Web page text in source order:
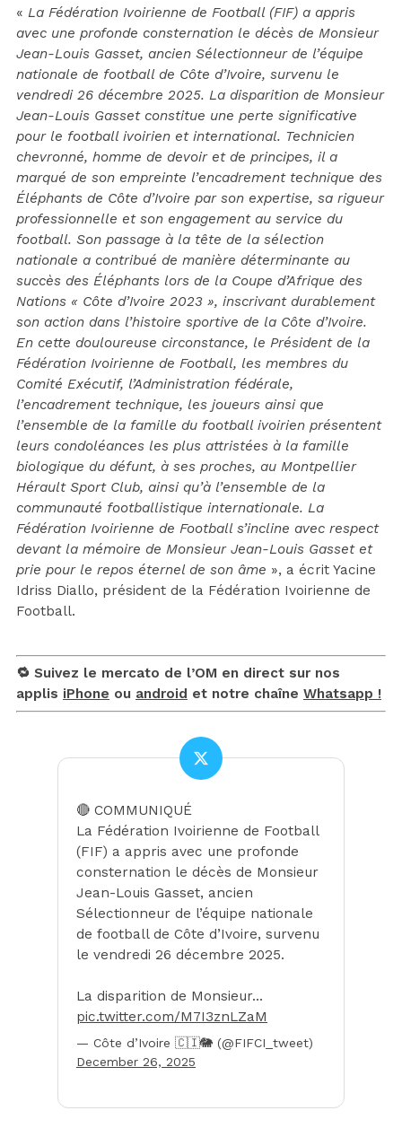
« La Fédération Ivoirienne de Football (FIF) a appris
avec une profonde consternation le décès de Monsieur
Jean-Louis Gasset, ancien Sélectionneur de l’équipe
nationale de football de Côte d’Ivoire, survenu le
vendredi 26 décembre 2025. La disparition de Monsieur
Jean-Louis Gasset constitue une perte significative
pour le football ivoirien et international. Technicien
chevronné, homme de devoir et de principes, il a
marqué de son empreinte l’encadrement technique des
Éléphants de Côte d’Ivoire par son expertise, sa rigueur
professionnelle et son engagement au service du
football. Son passage à la tête de la sélection
nationale a contribué de manière déterminante au
succès des Éléphants lors de la Coupe d’Afrique des
Nations « Côte d’Ivoire 2023 », inscrivant durablement
son action dans l’histoire sportive de la Côte d’Ivoire.
En cette douloureuse circonstance, le Président de la
Fédération Ivoirienne de Football, les membres du
Comité Exécutif, l’Administration fédérale,
l’encadrement technique, les joueurs ainsi que
l’ensemble de la famille du football ivoirien présentent
leurs condoléances les plus attristées à la famille
biologique du défunt, à ses proches, au Montpellier
Hérault Sport Club, ainsi qu’à l’ensemble de la
communauté footballistique internationale. La
Fédération Ivoirienne de Football s’incline avec respect
devant la mémoire de Monsieur Jean-Louis Gasset et
prie pour le repos éternel de son âme », a écrit Yacine
Idriss Diallo, président de la Fédération Ivoirienne de
Football.
🔁 Suivez le mercato de l’OM en direct sur nos
applis iPhone ou android et notre chaîne Whatsapp !
🔴 COMMUNIQUÉ
La Fédération Ivoirienne de Football
(FIF) a appris avec une profonde
consternation le décès de Monsieur
Jean-Louis Gasset, ancien
Sélectionneur de l’équipe nationale
de football de Côte d’Ivoire, survenu
le vendredi 26 décembre 2025.
La disparition de Monsieur…
pic.twitter.com/M7I3znLZaM
— Côte d’Ivoire 🇨🇮🐘 (@FIFCI_tweet)
December 26, 2025